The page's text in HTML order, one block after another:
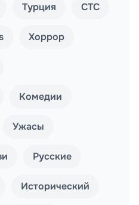
Турция СТС
Хоррор
Комедии
Ужасы
Русские
Исторический